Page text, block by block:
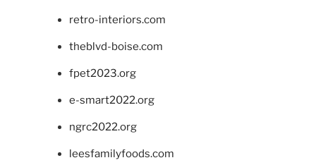
retro-interiors.com
theblvd-boise.com
fpet2023.org
e-smart2022.org
ngrc2022.org
leesfamilyfoods.com